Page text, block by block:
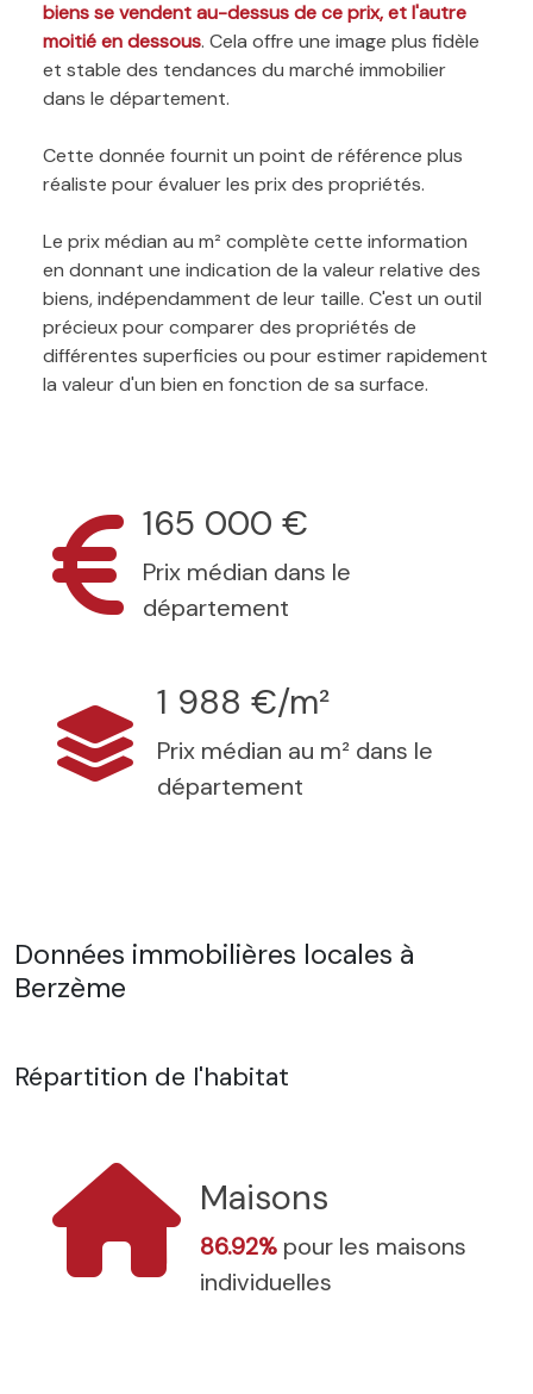
biens se vendent au-dessus de ce prix, et l'autre
moitié en dessous. Cela offre une image plus fidèle
et stable des tendances du marché immobilier
dans le département.
Cette donnée fournit un point de référence plus
réaliste pour évaluer les prix des propriétés.
Le prix médian au m² complète cette information
en donnant une indication de la valeur relative des
biens, indépendamment de leur taille. C'est un outil
précieux pour comparer des propriétés de
différentes superficies ou pour estimer rapidement
la valeur d'un bien en fonction de sa surface.
165 000 €
Prix médian dans le
département
1 988 €/m²
Prix médian au m² dans le
département
Données immobilières locales à
Berzème
Répartition de l'habitat
Maisons
86.92% pour les maisons
individuelles